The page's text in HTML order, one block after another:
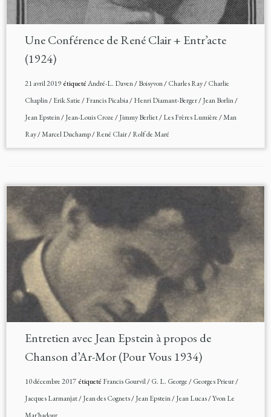
Une Conférence de René Clair + Entr’acte
(1924)
21 avril 2019étiquetéAndré-L. Daven/Boisyvon/Charles Ray/Charlie
Chaplin/Erik Satie/Francis Picabia/Henri Diamant-Berger/Jean Borlin/
Jean Epstein/Jean-Louis Croze/Jimmy Berliet/Les Frères Lumière/Man
Ray/Marcel Duchamp/René Clair/Rolf de Maré
Entretien avec Jean Epstein à propos de
Chanson d’Ar-Mor (Pour Vous 1934)
10 décembre 2017étiqueté Francis Gourvil/G. L. George/Georges Prieur/
Jacques Larmanjat/Jean des Cognets/Jean Epstein/Jean Lucas/Yvon Le